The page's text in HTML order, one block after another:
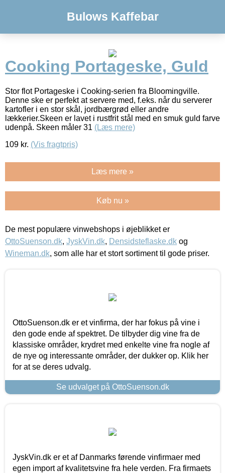
Bulows Kaffebar
Cooking Portageske, Guld
Stor flot Portageske i Cooking-serien fra Bloomingville.
Denne ske er perfekt at servere med, f.eks. når du serverer
kartofler i en stor skål, jordbærgrød eller andre
lækkerier.Skeen er lavet i rustfrit stål med en smuk guld farve
udenpå. Skeen måler 31 (Læs mere)
109 kr. (Vis fragtpris)
Læs mere »
Køb nu »
De mest populære vinwebshops i øjeblikket er
OttoSuenson.dk, JyskVin.dk, Densidsteflaske.dk og
Wineman.dk, som alle har et stort sortiment til gode priser.
OttoSuenson.dk er et vinfirma, der har fokus på vine i
den gode ende af spektret. De tilbyder dig vine fra de
klassiske områder, krydret med enkelte vine fra nogle af
de nye og interessante områder, der dukker op. Klik her
for at se deres udvalg.
Se udvalget på OttoSuenson.dk
JyskVin.dk er et af Danmarks førende vinfirmaer med
egen import af kvalitetsvine fra hele verden. Fra firmaets